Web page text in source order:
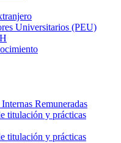
Universitarios (PEU)
Remuneradas
titulación y prácticas
titulación y prácticas